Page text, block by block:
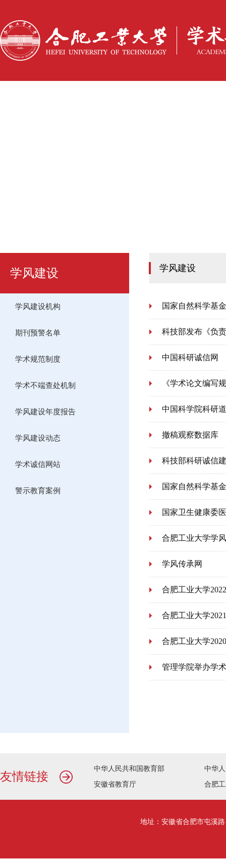
学风建设
学风建设机构
期刊预警名单
学术规范制度
学术不端查处机制
学风建设年度报告
学风建设动态
学术诚信网站
警示教育案例
学风建设
国家自然科学基
科技部发布《负
中国科研诚信网
《学术论文编写
中国科学院科研
撤稿观察数据库
科技部科研诚信
国家自然科学基
国家卫生健康委
合肥工业大学学
学风传承网
合肥工业大学
合肥工业大学
合肥工业大学
管理学院举办学
友情链接
中华人民共和国教育部 中华
安徽省教育厅 合肥
地址：安徽省合肥市屯溪